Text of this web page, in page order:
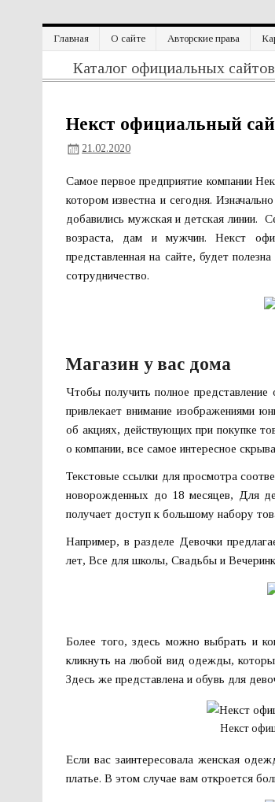
содержимому
Главная О сайте Авторские права
Официальный
Каталог официальных сайтов
Некст официальный
21.02.2020
Самое первое предприятие компании
котором известна и сегодня.
добавились мужская и детская линии.
возраста, дам и мужчин. Некст
представленная на сайте, будет
сотрудничество.
Магазин у вас дома
Чтобы получить полное
привлекает внимание изображениями
об акциях, действующих при покупке
о компании, все самое интересное
Текстовые ссылки для просмотра
новорожденных до 18 месяцев, Для
получает доступ к большому набору
Например, в разделе Девочки
лет, Все для школы, Свадьбы и
Более того, здесь можно выбрать и
кликнуть на любой вид одежды,
Здесь же представлена и обувь для
Некст
Если вас заинтересовала женская
платье. В этом случае вам откроется